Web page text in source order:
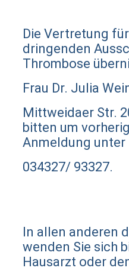
Die Vertretung
dringenden
Thrombose
Frau Dr. Julia
Mittweidaer Str.
bitten um
Anmeldung unter
034327/ 93327.
In allen anderen
wenden Sie sich
Hausarzt oder